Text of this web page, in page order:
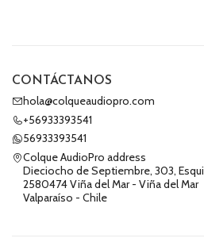
CONTÁCTANOS
hola@colqueaudiopro.com
+56933393541
56933393541
Colque AudioPro address
Dieciocho de Septiembre, 303,
2580474 Viña del Mar - Viña del Mar
Valparaíso - Chile